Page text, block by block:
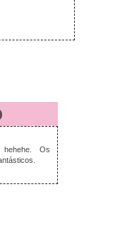
julho 15, 2016
Os